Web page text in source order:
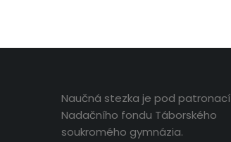
Naučná stezka je pod patronací
Nadačního fondu Táborského
soukromého gymnázia.